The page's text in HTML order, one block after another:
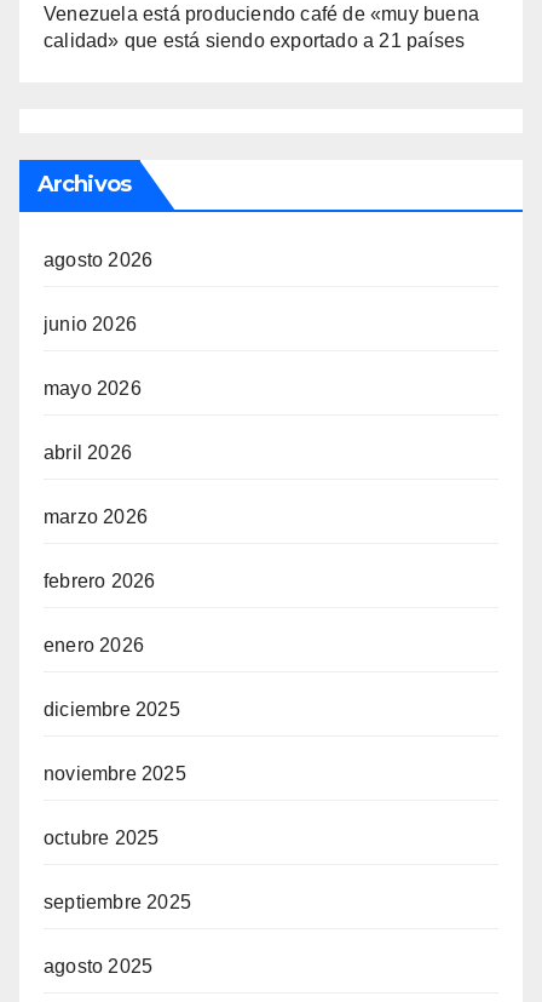
Venezuela está produciendo café de «muy buena
calidad» que está siendo exportado a 21 países
Archivos
agosto 2026
junio 2026
mayo 2026
abril 2026
marzo 2026
febrero 2026
enero 2026
diciembre 2025
noviembre 2025
octubre 2025
septiembre 2025
agosto 2025